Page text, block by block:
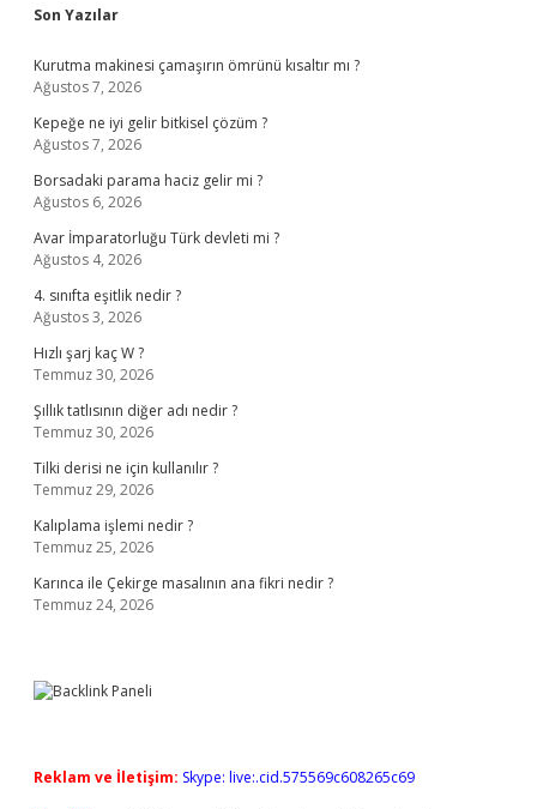
Sidebar
Son Yazılar
Kurutma makinesi çamaşırın ömrünü kısaltır mı ?
Ağustos 7, 2026
Kepeğe ne iyi gelir bitkisel çözüm ?
Ağustos 7, 2026
Borsadaki parama haciz gelir mi ?
Ağustos 6, 2026
Avar İmparatorluğu Türk devleti mi ?
Ağustos 4, 2026
4. sınıfta eşitlik nedir ?
Ağustos 3, 2026
Hızlı şarj kaç W ?
Temmuz 30, 2026
Şıllık tatlısının diğer adı nedir ?
Temmuz 30, 2026
Tilki derisi ne için kullanılır ?
Temmuz 29, 2026
Kalıplama işlemi nedir ?
Temmuz 25, 2026
Karınca ile Çekirge masalının ana fikri nedir ?
Temmuz 24, 2026
Reklam ve İletişim: Skype: live:.cid.575569c608265c69